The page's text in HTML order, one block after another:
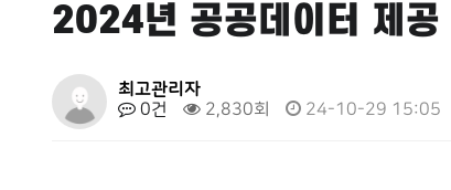
2024년 공공데이터 제공
페이지 정보
최고관리자
0건
2,830회 24-10-29 15:05
본문